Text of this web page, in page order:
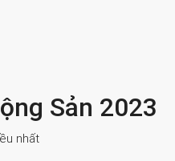
Sản 2023
nhất